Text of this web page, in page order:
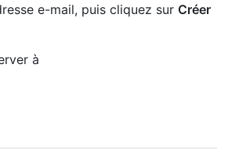
e-mail, puis cliquez sur Créer
à